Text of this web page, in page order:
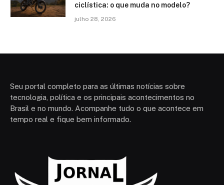
ciclística: o que muda no modelo?
julho 28, 2026
Seu portal completo para as últimas notícias sobre
tecnologia, política e os principais acontecimentos no
Brasil e no mundo. Acompanhe tudo o que acontece em
tempo real e fique bem informado.